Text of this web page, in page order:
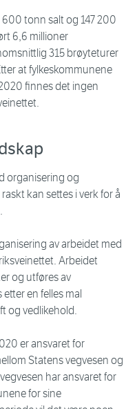
tonn salt og 147 200
6,6 millioner
315 brøyteturer
at fylkeskommunene
finnes det ingen
organisering og
kan settes i verk for å
av arbeidet med
Arbeidet
og utføres av
en felles mal
og vedlikehold.
er ansvaret for
Statens vegvesen og
har ansvaret for
for sine